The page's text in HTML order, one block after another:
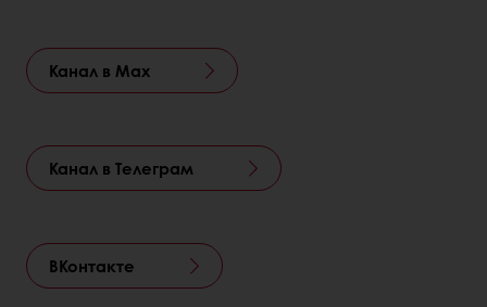
Канал в Мах
Канал в Телеграм
ВКонтакте